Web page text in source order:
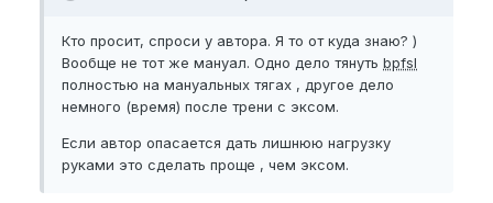
Кто просит, спроси у автора. Я то от куда знаю? )
Вообще не тот же мануал. Одно дело тянуть bpfsl
полностью на мануальных тягах , другое дело
немного (время) после трени с эксом.
Если автор опасается дать лишнюю нагрузку
руками это сделать проще , чем эксом.